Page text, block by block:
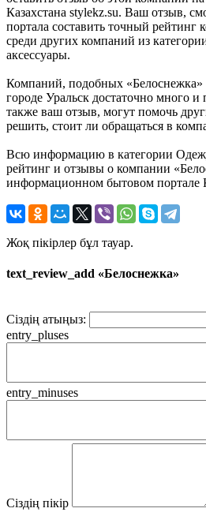
Казахстана stylekz.su. Ваш отзыв,
портала составить точный рейтинг
среди других компаний из
аксессуары.
Компаний, подобных
городе Уральск достаточно много
также ваш отзыв, могут помочь
решить, стоит ли обращаться в
Всю информацию в категории
рейтинг и отзывы о компании
информационном бытовом портале
Жоқ пікірлер бұл тауар.
text_review_add «Белоснежка»
Сіздің атыңыз:
entry_pluses
entry_minuses
Сіздің пікір